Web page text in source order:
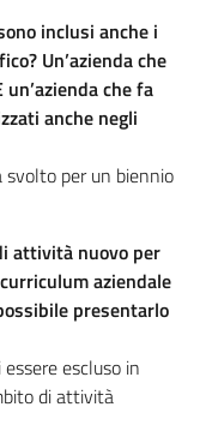
inclusi anche i
Un’azienda che
che fa
anche negli
per un biennio
attività nuovo per
aziendale
presentarlo
escluso in
di attività